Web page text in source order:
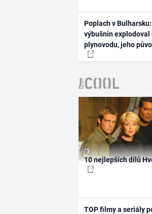
Poplach v
výbušnin explodoval
plynovodu, jeho
10 nejlepších dílů
TOP filmy a seriály